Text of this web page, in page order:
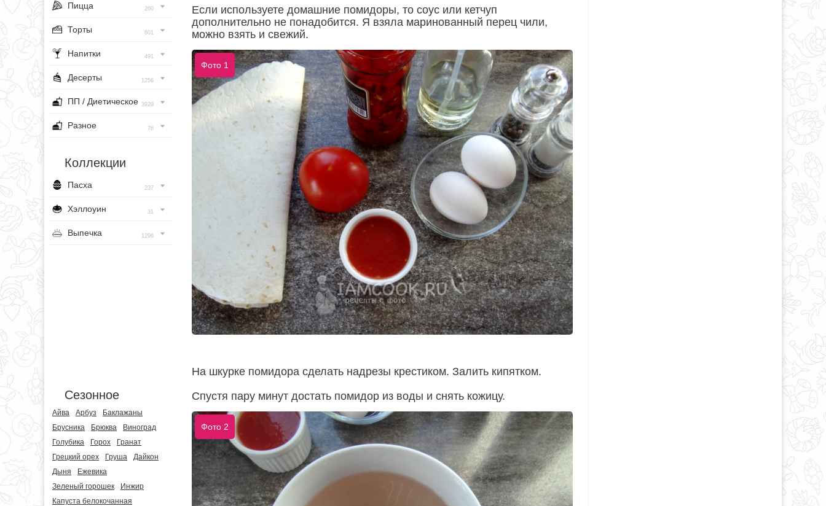
Пицца 260
Торты 801
Напитки 491
Десерты 1256
ПП / Диетическое 3929
Разное 76
Коллекции
Пасха 237
Хэллоуин 31
Выпечка 1296
Сезонное
Айва Арбуз
Баклажаны
Брусника
Брюква
Виноград
Голубика
Горох
Гранат
Грецкий орех
Груша
Дайкон
Дыня
Ежевика
Зеленый горошек
Инжир
Капуста белокочанная
Если используете домашние помидоры, то соус или кетчуп
дополнительно не понадобится. Я взяла маринованный перец чили,
можно взять и свежий.
Фото 1
На шкурке помидора сделать надрезы крестиком. Залить кипятком.
Спустя пару минут достать помидор из воды и снять кожицу.
Фото 2